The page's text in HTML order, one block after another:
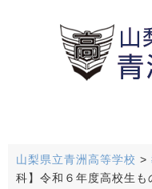
山梨県立青洲高等学校 >
科】令和６年度高校生